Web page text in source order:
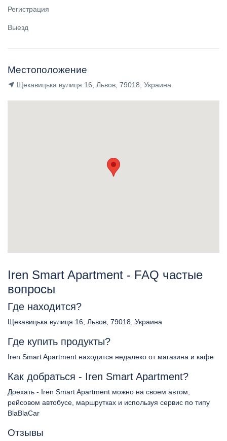
Регистрация
Выезд
Местоположение
Щекавицька вулиця 16, Львов, 79018, Украина
Iren Smart Apartment - FAQ частые
вопросы
Где находится?
Щекавицька вулиця 16, Львов, 79018, Украина
Где купить продукты?
Iren Smart Apartment находится недалеко от магазина и кафе
Как добраться - Iren Smart Apartment?
Доехать - Iren Smart Apartment можно на своем автом,
рейсовом автобусе, маршрутках и используя сервис по типу
BlaBlaCar
Отзывы